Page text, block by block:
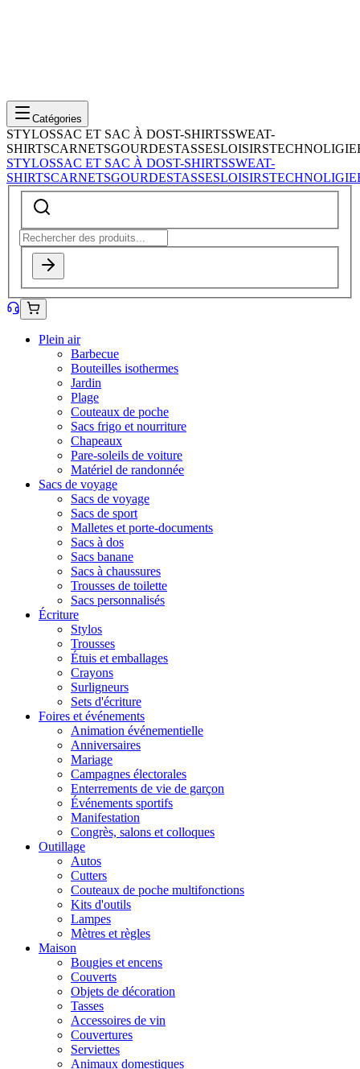
Catégories
STYLOSSAC ET SAC À DOST-SHIRTSSWEAT-
SHIRTSCARNETSGOURDESTASSESLOISIRSTECHNOLIGIE
STYLOSSAC ET SAC À DOST-SHIRTSSWEAT-
SHIRTSCARNETSGOURDESTASSESLOISIRSTECHNOLIGIE
Plein air
Barbecue
Bouteilles isothermes
Jardin
Plage
Couteaux de poche
Sacs frigo et nourriture
Chapeaux
Pare-soleils de voiture
Matériel de randonnée
Sacs de voyage
Sacs de voyage
Sacs de sport
Malletes et porte-documents
Sacs à dos
Sacs banane
Sacs à chaussures
Trousses de toilette
Sacs personnalisés
Écriture
Stylos
Trousses
Étuis et emballages
Crayons
Surligneurs
Sets d'écriture
Foires et événements
Animation événementielle
Anniversaires
Mariage
Campagnes électorales
Enterrements de vie de garçon
Événements sportifs
Manifestation
Congrès, salons et colloques
Outillage
Autos
Cutters
Couteaux de poche multifonctions
Kits d'outils
Lampes
Mètres et règles
Maison
Bougies et encens
Couverts
Objets de décoration
Tasses
Accessoires de vin
Couvertures
Serviettes
Animaux domestiques